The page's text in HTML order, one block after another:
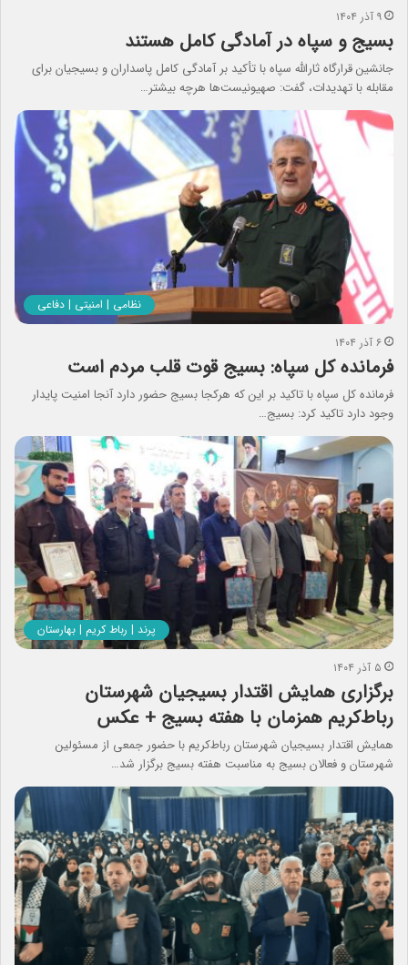
۹ آذر ۱۴۰۴
بسیج و سپاه در آمادگی کامل هستند
جانشین قرارگاه ثارالله سپاه با تأکید بر آمادگی کامل پاسداران و بسیجیان برای
مقابله با تهدیدات، گفت: صهیونیست‌ها هرچه بیشتر…
نظامی | امنیتی | دفاعی
۶ آذر ۱۴۰۴
فرمانده کل سپاه: بسیج قوت قلب مردم است
فرمانده کل سپاه با تاکید بر این که هرکجا بسیج حضور دارد آنجا امنیت پایدار
وجود دارد تاکید کرد: بسیج…
پرند | رباط کریم | بهارستان
۵ آذر ۱۴۰۴
برگزاری همایش اقتدار بسیجیان شهرستان
رباط‌کریم همزمان با هفته بسیج + عکس
همایش اقتدار بسیجیان شهرستان رباط‌کریم با حضور جمعی از مسئولین
شهرستان و فعالان بسیج به مناسبت هفته بسیج برگزار شد…